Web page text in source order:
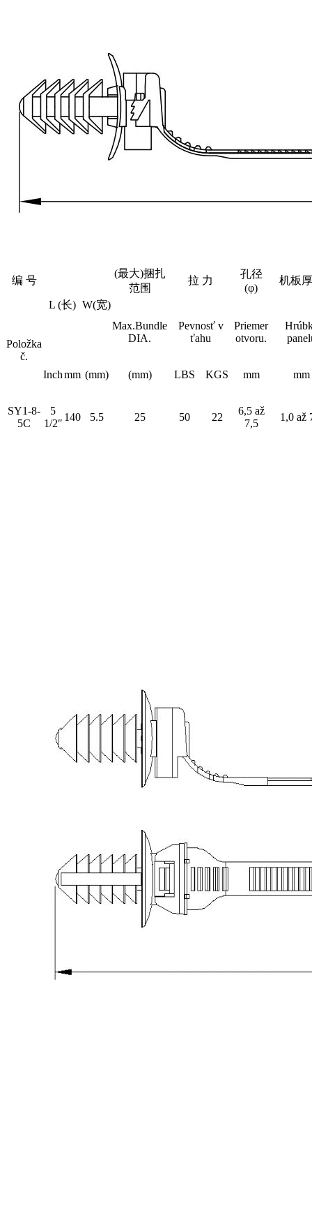
编 号
L (长) W(宽)
(最大)捆扎
范围
拉 力
孔径
(φ)
机板
Položka
č.
Max.Bundle
DIA.
Pevnosť v
ťahu
Priemer
otvoru.
Inchmm (mm) (mm) LBS KGS mm mm
SY1-8-
5C
5
1/2″
140 5.5 25 50 22
6,5 až
7,5
1,0 až